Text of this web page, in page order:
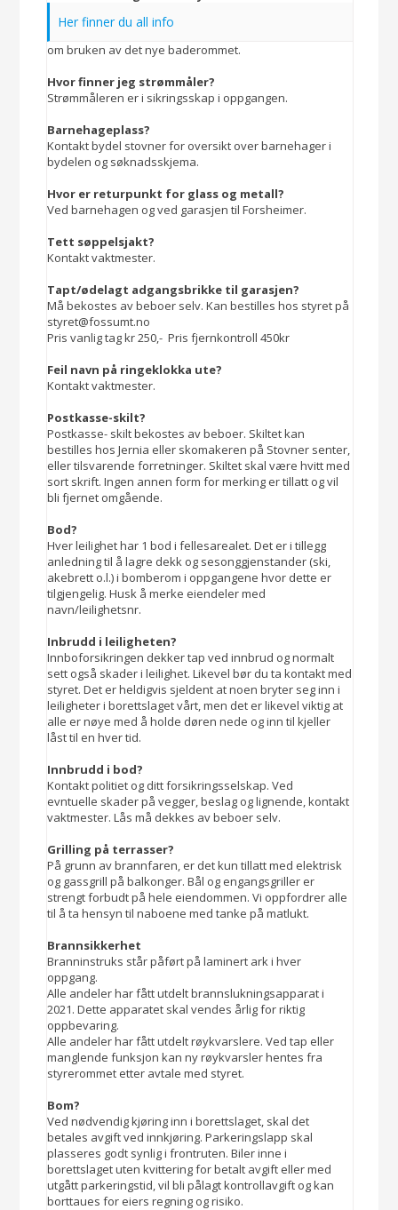
Her finner du all info
om bruken av det nye baderommet.
Hvor finner jeg strømmåler?
Strømmåleren er i sikringsskap i oppgangen.
Barnehageplass?
Kontakt bydel stovner for oversikt over barnehager i
bydelen og søknadsskjema.
Hvor er returpunkt for glass og metall?
Ved barnehagen og ved garasjen til Forsheimer.
Tett søppelsjakt?
Kontakt vaktmester.
Tapt/ødelagt adgangsbrikke til garasjen?
Må bekostes av beboer selv. Kan bestilles hos styret på
styret@fossumt.no
Pris vanlig tag kr 250,- Pris fjernkontroll 450kr
Feil navn på ringeklokka ute?
Kontakt vaktmester.
Postkasse-skilt?
Postkasse- skilt bekostes av beboer. Skiltet kan
bestilles hos Jernia eller skomakeren på Stovner senter,
eller tilsvarende forretninger. Skiltet skal være hvitt med
sort skrift. Ingen annen form for merking er tillatt og vil
bli fjernet omgående.
Bod?
Hver leilighet har 1 bod i fellesarealet. Det er i tillegg
anledning til å lagre dekk og sesonggjenstander (ski,
akebrett o.l.) i bomberom i oppgangene hvor dette er
tilgjengelig. Husk å merke eiendeler med
navn/leilighetsnr.
Inbrudd i leiligheten?
Innboforsikringen dekker tap ved innbrud og normalt
sett også skader i leilighet. Likevel bør du ta kontakt med
styret. Det er heldigvis sjeldent at noen bryter seg inn i
leiligheter i borettslaget vårt, men det er likevel viktig at
alle er nøye med å holde døren nede og inn til kjeller
låst til en hver tid.
Innbrudd i bod?
Kontakt politiet og ditt forsikringsselskap. Ved
evntuelle skader på vegger, beslag og lignende, kontakt
vaktmester. Lås må dekkes av beboer selv.
Grilling på terrasser?
På grunn av brannfaren, er det kun tillatt med elektrisk
og gassgrill på balkonger. Bål og engangsgriller er
strengt forbudt på hele eiendommen. Vi oppfordrer alle
til å ta hensyn til naboene med tanke på matlukt.
Brannsikkerhet
Branninstruks står påført på laminert ark i hver
oppgang.
Alle andeler har fått utdelt brannslukningsapparat i
2021. Dette apparatet skal vendes årlig for riktig
oppbevaring.
Alle andeler har fått utdelt røykvarslere. Ved tap eller
manglende funksjon kan ny røykvarsler hentes fra
styrerommet etter avtale med styret.
Bom?
Ved nødvendig kjøring inn i borettslaget, skal det
betales avgift ved innkjøring. Parkeringslapp skal
plasseres godt synlig i frontruten. Biler inne i
borettslaget uten kvittering for betalt avgift eller med
utgått parkeringstid, vil bli pålagt kontrollavgift og kan
borttaues for eiers regning og risiko.